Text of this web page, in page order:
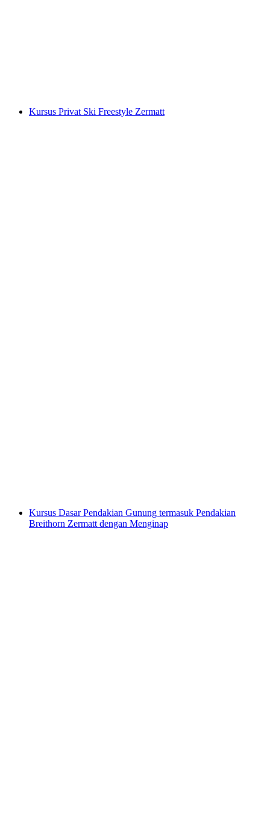
Kursus Privat Ski Freestyle Zermatt
Kursus Dasar Pendakian Gunung termasuk Pendakian
Breithorn Zermatt dengan Menginap